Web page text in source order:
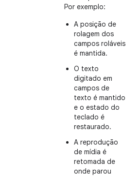
Por exemplo:
A posição de
rolagem dos
campos roláveis
é mantida.
O texto
digitado em
campos de
texto é mantido
e o estado do
teclado é
restaurado.
A reprodução
de mídia é
retomada de
onde parou